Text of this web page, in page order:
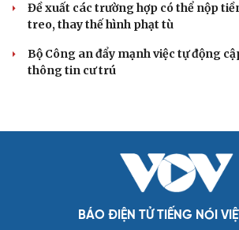
Đề xuất các trường hợp có thể nộp
treo, thay thế hình phạt tù
Bộ Công an đẩy mạnh việc tự động
thông tin cư trú
BÁO ĐIỆN TỬ TIẾNG NÓI